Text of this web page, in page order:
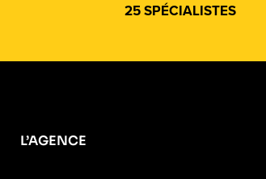
25 SPÉCIALISTES
L’AGENCE